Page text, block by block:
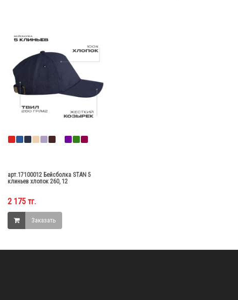
арт.17100012 Бейсболка STAN 5
клиньев хлопок 260, 12
2 175 тг.
Заказать